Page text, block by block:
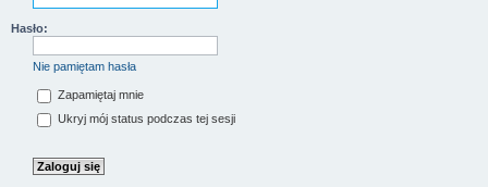
Hasło:
Nie pamiętam hasła
Zapamiętaj mnie
Ukryj mój status podczas tej sesji